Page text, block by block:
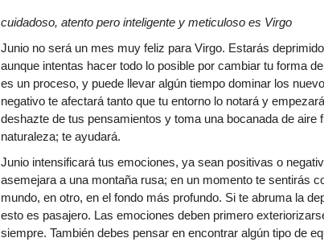
cuidadoso, atento pero inteligente y meticuloso es Virgo
Junio no será un mes muy feliz para Virgo. Estarás
aunque intentas hacer todo lo posible por cambiar tu forma
es un proceso, y puede llevar algún tiempo dominar los
negativo te afectará tanto que tu entorno lo notará y
deshazte de tus pensamientos y toma una bocanada de aire
naturaleza; te ayudará.
Junio intensificará tus emociones, ya sean positivas o
asemejara a una montaña rusa; en un momento te sentirás
mundo, en otro, en el fondo más profundo. Si te abruma la
esto es pasajero. Las emociones deben primero
siempre. También debes pensar en encontrar algún tipo de